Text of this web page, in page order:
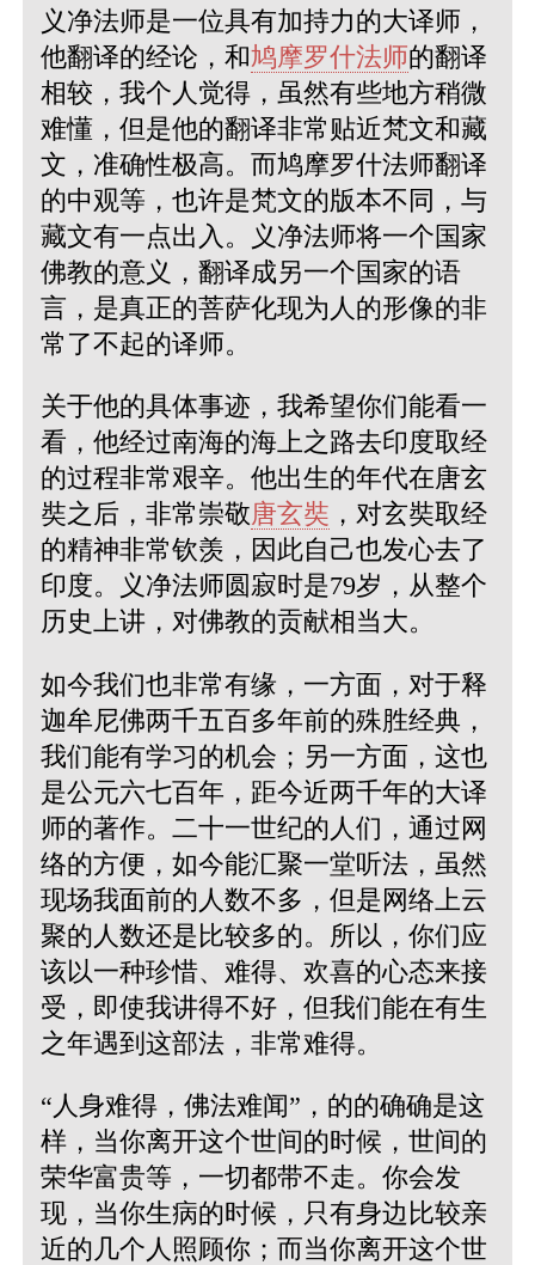
义净法师是一位具有加持力的大译师，
他翻译的经论，和鸠摩罗什法师的翻译
相较，我个人觉得，虽然有些地方稍微
难懂，但是他的翻译非常贴近梵文和藏
文，准确性极高。而鸠摩罗什法师翻译
的中观等，也许是梵文的版本不同，与
藏文有一点出入。义净法师将一个国家
佛教的意义，翻译成另一个国家的语
言，是真正的菩萨化现为人的形像的非
常了不起的译师。
关于他的具体事迹，我希望你们能看一
看，他经过南海的海上之路去印度取经
的过程非常艰辛。他出生的年代在唐玄
奘之后，非常崇敬唐玄奘 ，对玄奘取经
的精神非常钦羡，因此自己也发心去了
印度。义净法师圆寂时是79岁，从整个
历史上讲，对佛教的贡献相当大。
如今我们也非常有缘，一方面，对于释
迦牟尼佛两千五百多年前的殊胜经典，
我们能有学习的机会；另一方面，这也
是公元六七百年，距今近两千年的大译
师的著作。二十一世纪的人们，通过网
络的方便，如今能汇聚一堂听法，虽然
现场我面前的人数不多，但是网络上云
聚的人数还是比较多的。所以，你们应
该以一种珍惜、难得、欢喜的心态来接
受，即使我讲得不好，但我们能在有生
之年遇到这部法，非常难得。
“人身难得，佛法难闻”，的的确确是这
样，当你离开这个世间的时候，世间的
荣华富贵等，一切都带不走。你会发
现，当你生病的时候，只有身边比较亲
近的几个人照顾你；而当你离开这个世